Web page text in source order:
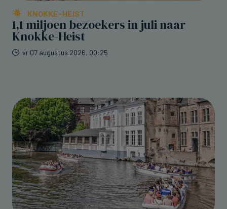
KNOKKE-HEIST
1,1 miljoen bezoekers in juli naar
Knokke-Heist
vr 07 augustus 2026, 00:25